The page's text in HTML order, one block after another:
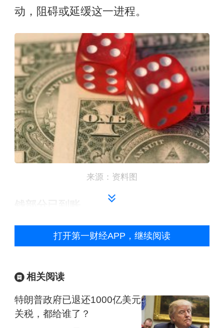
动，阻碍或延缓这一进程。
来源：资料图
生产玩具“爱心熊”的Basic Fun首席执行
题在于，这些资金会像河流或消防水管
一样奔涌而来，还是像溪流或花园水管
一样缓慢流淌。目前，资金还在缓慢流
打开第一财经APP，继续阅读
相关阅读
特朗普政府已退还1000亿美元
关税，都给谁了？